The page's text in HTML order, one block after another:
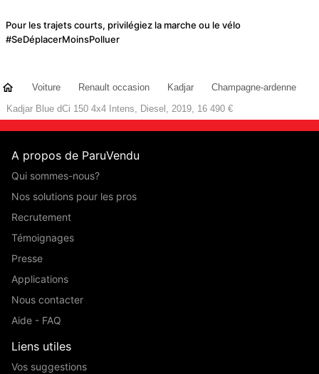
Pour les trajets courts, privilégiez la marche ou le vélo
#SeDéplacerMoinsPolluer
Voiture Renault occasion Kadjar
Champagne-ardenne
Kadjar Blue dCi 150 4x4 Intens, Diesel, 2019, 16 490 €
A propos de ParuVendu
Qui sommes-nous?
Nos solutions pour les pros
Recrutement
Témoignages
Presse
Applications
Nous contacter
Aide - FAQ
Liens utiles
Vos suggestions